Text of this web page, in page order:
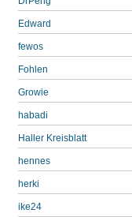
Edward
fewos
Fohlen
Growie
habadi
Haller Kreisblatt
hennes
herki
ike24